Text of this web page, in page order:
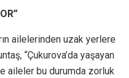
ailelerinden uzak yerlere
“Çukurova’da yaşayan
aileler bu durumda zorluk